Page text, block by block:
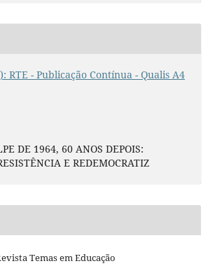
RTE - Publicação Contínua - Qualis A4
DE 1964, 60 ANOS DEPOIS:
E REDEMOCRATIZ
Temas em Educação